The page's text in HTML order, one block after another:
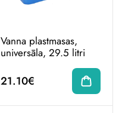
Vanna plastmasas,
universāla, 29.5 litri
21.10€